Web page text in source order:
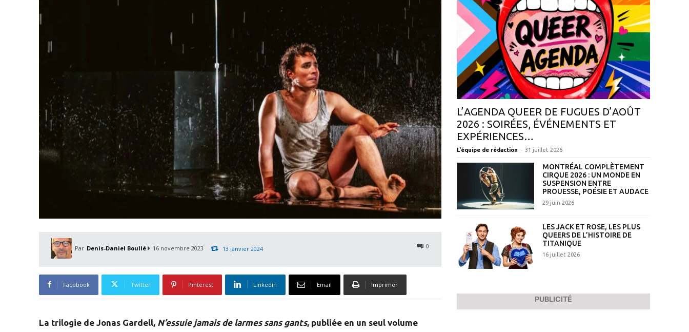
Par Denis-Daniel Boullé 16 novembre 2023 0
13 janvier 2024
Facebook Twitter Pinterest Linkedin Email Imprimer
La trilogie de Jonas Gardell, N’essuie jamais de larmes sans gants, publiée en un seul volume
L’AGENDA QUEER DE FUGUES D’AOÛT
2026 : SOIRÉES, ÉVÉNEMENTS ET
EXPÉRIENCES…
L'équipe de rédaction - 31 juillet 2026
MONTRÉAL COMPLÈTEMENT
CIRQUE 2026 : UN MONDE EN
SUSPENSION ENTRE
PROUESSE, POÉSIE ET AUDACE
29 juin 2026
LES JACK ET ROSE, LES PLUS
QUEERS DE L’HISTOIRE DE
TITANIQUE
16 juillet 2026
PUBLICITÉ